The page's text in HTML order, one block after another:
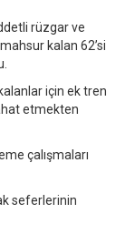
rüzgar ve
kalan 62’si
için ek tren
etmekten
çalışmaları
seferlerinin